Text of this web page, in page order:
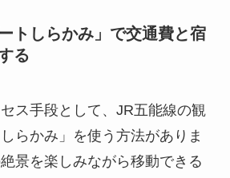
トしらかみ」で交通費と宿
る
ス手段として、JR五能線の観
らかみ」を使う方法がありま
景を楽しみながら移動できる